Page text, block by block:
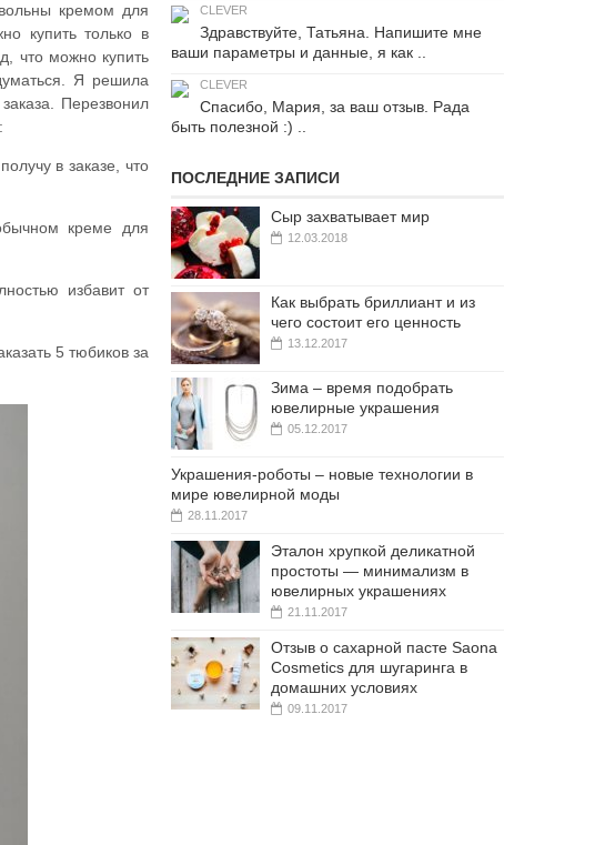
кремом для
купить только в
что можно купить
Я решила
Перезвонил
в заказе, что
креме для
избавит от
5 тюбиков за
CLEVER
Здравствуйте, Татьяна. Напишите мне
ваши параметры и данные, я как ..
CLEVER
Спасибо, Мария, за ваш отзыв. Рада
быть полезной :) ..
ПОСЛЕДНИЕ ЗАПИСИ
Сыр захватывает мир
12.03.2018
Как выбрать бриллиант и из
чего состоит его ценность
13.12.2017
Зима – время подобрать
ювелирные украшения
05.12.2017
Украшения-роботы – новые технологии в
мире ювелирной моды
28.11.2017
Эталон хрупкой деликатной
простоты — минимализм в
ювелирных украшениях
21.11.2017
Отзыв о сахарной пасте Saona
Cosmetics для шугаринга в
домашних условиях
09.11.2017